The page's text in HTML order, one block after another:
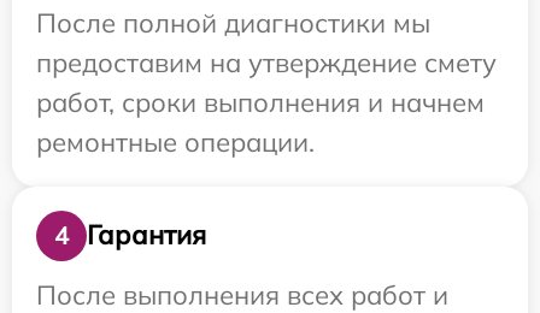
После полной диагностики мы
предоставим на утверждение смету
работ, сроки выполнения и начнем
ремонтные операции.
4
Гарантия
После выполнения всех работ и